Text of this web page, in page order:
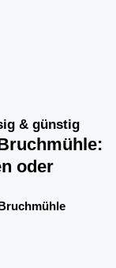
& günstig
oder